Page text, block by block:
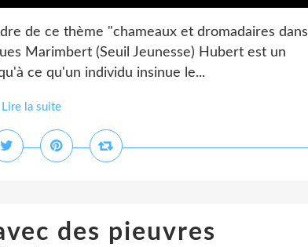
de ce thème "chameaux et dromadaires dans
Marimbert (Seuil Jeunesse) Hubert est un
ce qu'un individu insinue le...
Lire la suite
des pieuvres